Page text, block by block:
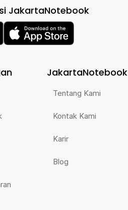
JakartaNotebook
JakartaNotebook
Tentang Kami
Kontak Kami
Karir
Blog